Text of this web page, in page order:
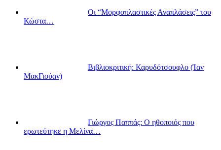
Οι “Μορφοπλαστικές Αναπλάσεις” του
Κώστα…
Βιβλιοκριτική: Καρυδότσουφλο (Ίαν
ΜακΓιούαν)
Γιώργος Παππάς: Ο ηθοποιός που
ερωτεύτηκε η Μελίνα…